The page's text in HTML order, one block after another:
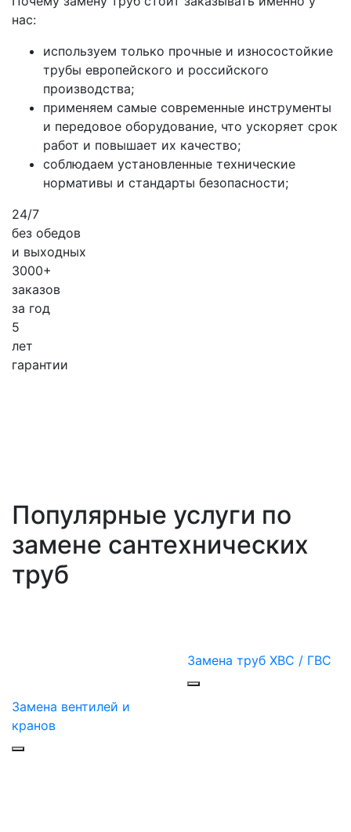
нас:
используем только прочные и износостойкие
трубы европейского и российского
производства;
применяем самые современные инструменты
и передовое оборудование, что ускоряет срок
работ и повышает их качество;
соблюдаем установленные технические
нормативы и стандарты безопасности;
24/7
без обедов
и выходных
3000+
заказов
за год
5
лет
гарантии
Популярные услуги по
замене сантехнических
труб
Замена вентилей и
кранов
Замена труб ХВС / ГВС